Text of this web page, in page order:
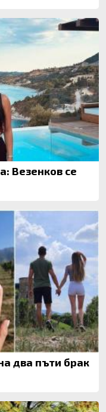
Везенков се
два пъти брак